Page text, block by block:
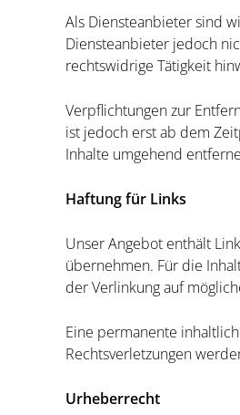
Als Diensteanbieter sind
Diensteanbieter jedoch
rechtswidrige Tätigkeit
Verpflichtungen zur
ist jedoch erst ab dem
Inhalte umgehend
Haftung für Links
Unser Angebot enthält
übernehmen. Für die
der Verlinkung auf
Eine permanente
Rechtsverletzungen
Urheberrecht